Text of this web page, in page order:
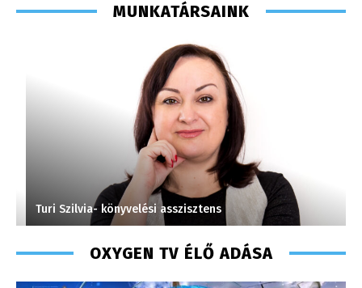
MUNKATÁRSAINK
Turi Szilvia- könyvelési asszisztens
OXYGEN TV ÉLŐ ADÁSA